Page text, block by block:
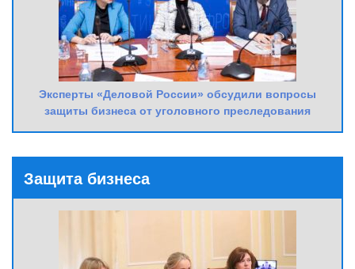
Эксперты «Деловой России» обсудили вопросы
защиты бизнеса от уголовного преследования
Защита бизнеса